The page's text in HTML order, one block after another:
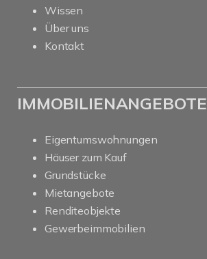
Wissen
Über uns
Kontakt
IMMOBILIENANGEBOTE
Eigentumswohnungen
Häuser zum Kauf
Grundstücke
Mietangebote
Renditeobjekte
Gewerbeimmobilien